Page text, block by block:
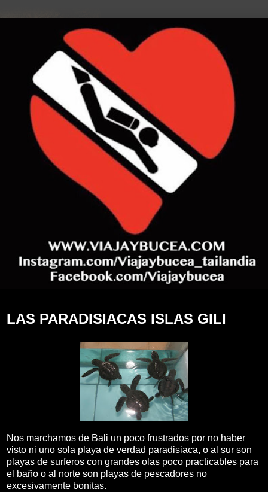
LAS PARADISIACAS ISLAS GILI
Nos marchamos de Bali un poco frustrados por no haber
visto ni uno sola playa de verdad paradisiaca, o al sur son
playas de surferos con grandes olas poco practicables para
el baño o al norte son playas de pescadores no
excesivamente bonitas.